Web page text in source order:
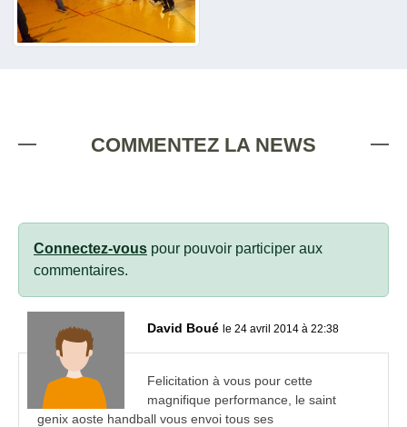
COMMENTEZ LA NEWS
Connectez-vous pour pouvoir participer aux
commentaires.
David Boué le 24 avril 2014 à 22:38
Felicitation à vous pour cette
magnifique performance, le saint
genix aoste handball vous envoi tous ses